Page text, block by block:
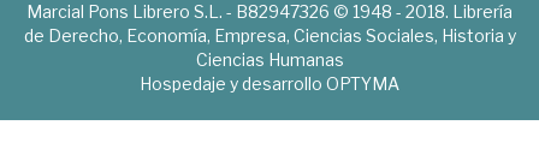
Marcial Pons Librero S.L. - B82947326 © 1948 - 2018. Librería
de Derecho, Economía, Empresa, Ciencias Sociales, Historia y
Ciencias Humanas
Hospedaje y desarrollo OPTYMA